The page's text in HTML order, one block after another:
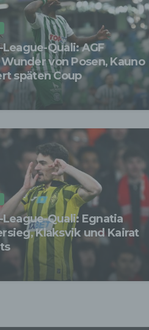
Quali: AGF
von Posen, Kauno
späten Coup
Quali: Egnatia
Klaksvik und Kairat
Die
-
- Die
Wir
Bei
4.
Wir